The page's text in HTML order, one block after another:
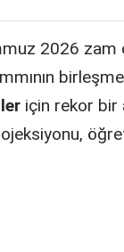
2026 zam
için rekor bir